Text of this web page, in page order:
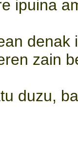
ipuina
zain
duzu,